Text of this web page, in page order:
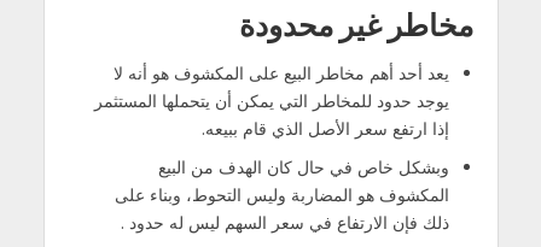
مخاطر غير محدودة
يعد أحد أهم مخاطر البيع على المكشوف هو أنه لا
يوجد حدود للمخاطر التي يمكن أن يتحملها المستثمر
إذا ارتفع سعر الأصل الذي قام ببيعه.
وبشكل خاص في حال كان الهدف من البيع
المكشوف هو المضاربة وليس التحوط، وبناء على
ذلك فإن الارتفاع في سعر السهم ليس له حدود .